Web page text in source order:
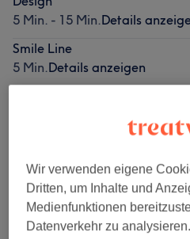
5 Min. - 15 Min.Details
Smile Line
5 Min.Details anzeigen
5 Min. Details anzeigen
5 weitere passende Services
Wir verwenden eigene
Dritten, um Inhalte und
Medienfunktionen
Datenverkehr zu